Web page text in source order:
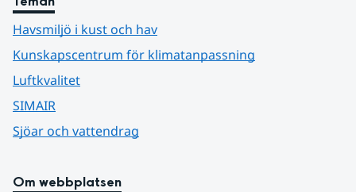
Havsmiljö i kust och hav
Kunskapscentrum för klimatanpassning
Luftkvalitet
SIMAIR
Sjöar och vattendrag
Om webbplatsen